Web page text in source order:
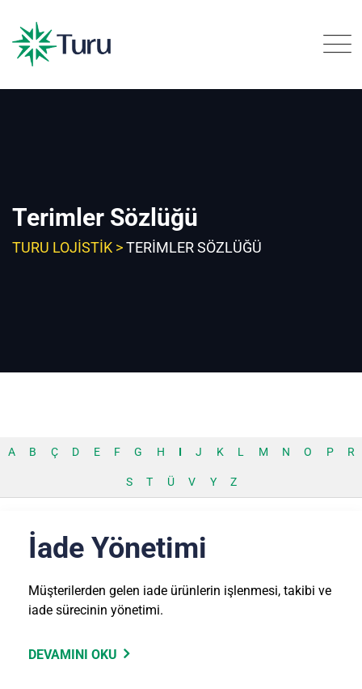
content
Terimler Sözlüğü
TURU LOJISTIK >TERIMLER SÖZLÜĞÜ
A B Ç D E F G H I J K L M N O P R
S T Ü V Y Z
İade Yönetimi
Müşterilerden gelen iade ürünlerin işlenmesi, takibi ve
iade sürecinin yönetimi.
DEVAMINI OKU